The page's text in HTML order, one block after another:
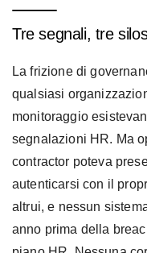
Tre segnali, tre
La frizione di
qualsiasi
monitoraggio
segnalazioni HR. Ma
contractor poteva
autenticarsi con il
altrui, e nessun
anno prima della